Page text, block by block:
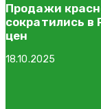
Продажи
сократились в
цен
18.10.2025